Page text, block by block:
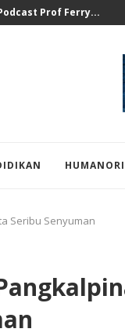
Bukti Keseriusan...
Seribu Senyuman